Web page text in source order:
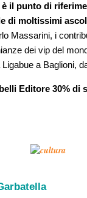
è il punto di
di moltissimi
Massarini, i
dei vip del
a Baglioni,
Editore 30% di